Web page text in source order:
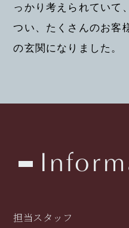
っかり考えられていて
つい、たくさんのお客
の玄関になりました。
担当スタッフ